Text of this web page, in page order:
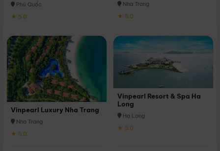
Phú Quốc
★ 5.0
Nha Trang
★ 5.0
Vinpearl Luxury Nha Trang
Nha Trang
★ 5.0
Vinpearl Resort & Spa Ha
Long
Hạ Long
★ 5.0